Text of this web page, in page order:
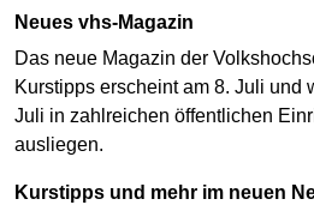
Neues vhs-Magazin
Das neue Magazin der
Kurstipps erscheint am 8. Juli und
Juli in zahlreichen öffentlichen
ausliegen.
Kurstipps und mehr im neuen